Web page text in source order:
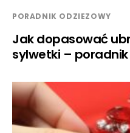
PORADNIK ODZIEZOWY
Jak dopasować
sylwetki –